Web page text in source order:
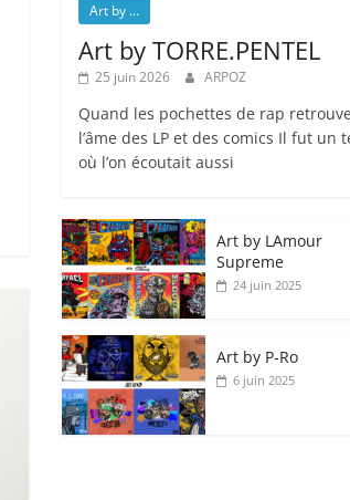
Art by ...
Art by TORRE.PENTEL
25 juin 2026 ARPOZ
Quand les pochettes de rap
l’âme des LP et des comics Il fut un
où l’on écoutait aussi
Art by LAmour
Supreme
24 juin 2025
Art by P‑Ro
6 juin 2025